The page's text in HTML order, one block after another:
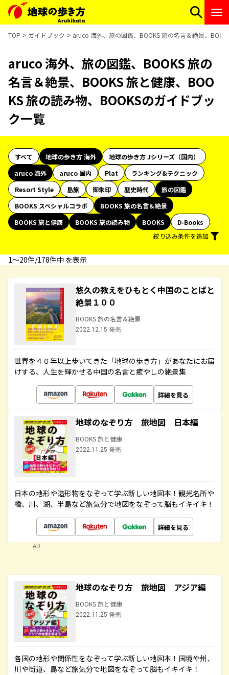
TOP ガイドブック aruco 海外、旅の図鑑、BOOKS 旅の名言＆絶景、
aruco 海外、旅の図鑑、BOOKS 旅の
名言＆絶景、BOOKS 旅と健康、BOO
KS 旅の読み物、BOOKSのガイドブッ
ク一覧
すべて 地球の歩き方 海外
地球の歩き方 Jシリーズ（国内）
aruco 海外
aruco 国内 Plat
ランキング&テクニック
Resort Style
島旅 御朱印 歴史時代
旅の図鑑
BOOKS スペシャルコラボ
BOOKS 旅の名言＆絶景
BOOKS 旅と健康
BOOKS 旅の読み物 BOOKS
D-Books
絞り込み条件を追加
1〜20件/178件中 を表示
悠久の教えをひもとく中国のことばと
絶景１００
BOOKS 旅の名言＆絶景
2022.12.15 発売
世界を４０年以上歩いてきた「地球の歩き方」があなたにお届
けする、人生を輝かせる中国の名言と癒やしの絶景集
詳細を見る
地球のなぞり方 旅地図 日本編
BOOKS 旅と健康
2022.11.25 発売
日本の地形や造形物をなぞって学ぶ新しい地図本！観光名所や
橋、川、湖、半島など旅気分で地図をなぞって脳もイキイキ！
詳細を見る
AD
地球のなぞり方 旅地図 アジア編
BOOKS 旅と健康
2022.11.25 発売
各国の地形や関係性をなぞって学ぶ新しい地図本！国境や州、
川や街道、島など旅気分で地図をなぞって脳もイキイキ！